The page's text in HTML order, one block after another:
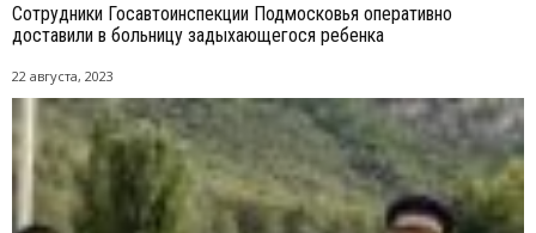
Сотрудники Госавтоинспекции Подмосковья оперативно
доставили в больницу задыхающегося ребенка
22 августа, 2023